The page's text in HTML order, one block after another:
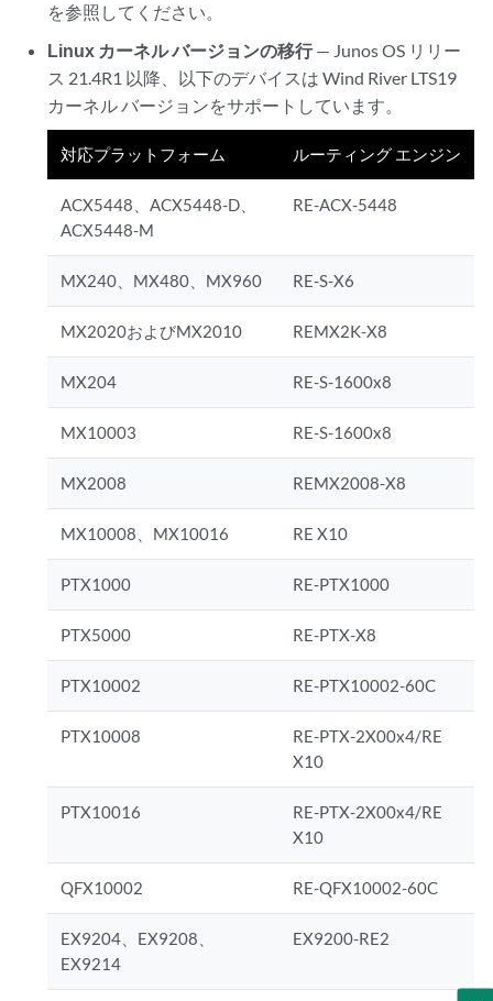
を参照してください。
Linux カーネル バージョンの移行— Junos OS リリー
ス 21.4R1 以降、以下のデバイスは Wind River LTS19
カーネル バージョンをサポートしています。
対応プラットフォーム ルーティング エンジン
ACX5448、ACX5448-D、
ACX5448-M
RE-ACX-5448
MX240、MX480、MX960 RE-S-X6
MX2020およびMX2010 REMX2K-X8
MX204 RE-S-1600x8
MX10003 RE-S-1600x8
MX2008 REMX2008-X8
MX10008、MX10016 RE X10
PTX1000 RE-PTX1000
PTX5000 RE-PTX-X8
PTX10002 RE-PTX10002-60C
PTX10008
RE-PTX-2X00x4/RE
X10
PTX10016
RE-PTX-2X00x4/RE
X10
QFX10002 RE-QFX10002-60C
EX9204、EX9208、
EX9214
EX9200-RE2